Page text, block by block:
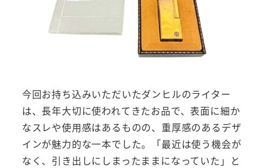
今回お持ち込みいただいたダンヒルのライター
は、長年大切に使われてきたお品で、表面に細か
なスレや使用感はあるものの、重厚感のあるデザ
インが魅力的な一本でした。「最近は使う機会が
なく、引き出しにしまったままになっていた」と